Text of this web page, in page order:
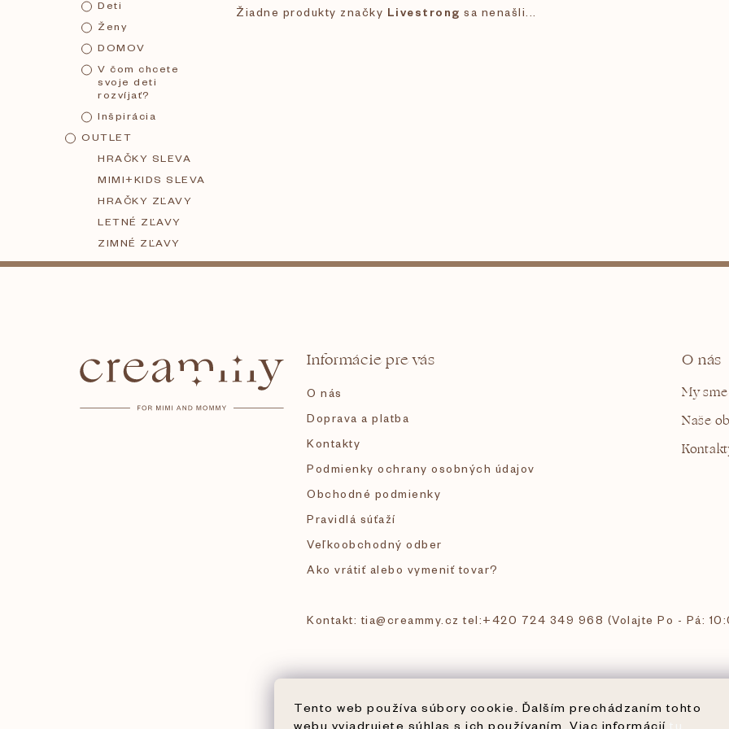
Tento web používa súbory cookie. Ďalším prechádzaním tohto
webu vyjadrujete súhlas s ich používaním. Viac informácií
n
Deti
Ženy
DOMOV
V čom chcete
svoje deti
rozvíjať?
Inšpirácia
OUTLET
HRAČKY SLEVA
MIMI+KIDS SLEVA
HRAČKY ZĽAVY
LETNÉ ZĽAVY
ZIMNÉ ZĽAVY
Žiadne produkty značky Livestrong sa nenašli...
Informácie pre vás
O nás
Doprava a platba
Kontakty
Podmienky ochrany osobných údajov
Obchodné podmienky
Pravidlá súťaží
Veľkoobchodný odber
Ako vrátiť alebo vymeniť tovar?
O nás
My
Naše
Kontakt: tia@creammy.cz tel:+420 724 349 968 (Volajte Po - Pá: